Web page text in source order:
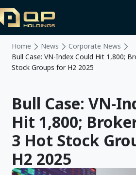
Home News
Corporate News
Bull Case: VN-Index Could Hit 1,800;
Stock Groups for H2 2025
Bull Case: VN-
Hit 1,800;
3 Hot Stock
H2 2025